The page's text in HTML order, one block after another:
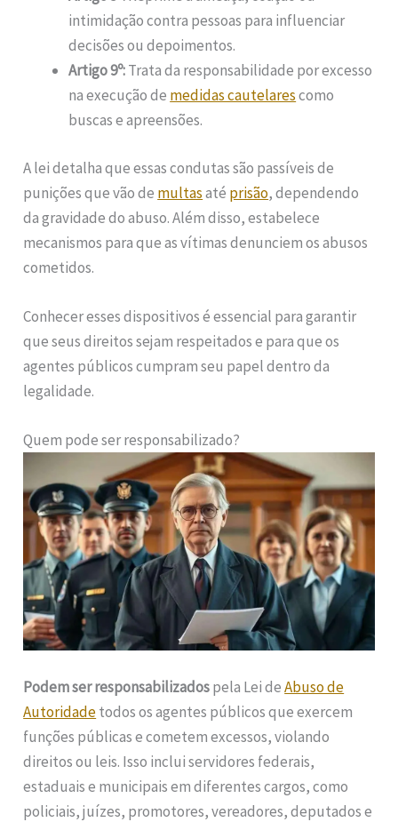
intimidação contra pessoas para influenciar
decisões ou depoimentos.
Artigo 9º:Trata da responsabilidade por excesso
na execução de medidas cautelarescomo
buscas e apreensões.
A lei detalha que essas condutas são passíveis de
punições que vão de multasaté prisão, dependendo
da gravidade do abuso. Além disso, estabelece
mecanismos para que as vítimas denunciem os abusos
cometidos.
Conhecer esses dispositivos é essencial para garantir
que seus direitos sejam respeitados e para que os
agentes públicos cumpram seu papel dentro da
legalidade.
Quem pode ser responsabilizado?
Podem ser responsabilizadospela Lei deAbuso de
Autoridadetodos os agentes públicos que exercem
funções públicas e cometem excessos, violando
direitos ou leis. Isso inclui servidores federais,
estaduais e municipais em diferentes cargos, como
policiais, juízes, promotores, vereadores, deputados e